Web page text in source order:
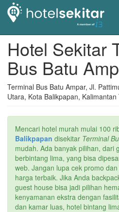
Hotel Sekitar
Bus Batu
Terminal Bus Batu Ampar, Jl.
Utara, Kota Balikpapan,
Mencari hotel murah mulai 100
Balikpapan disekitar Terminal
mudah. Ada banyak pilihan, dari
berbintang lima, yang bisa
web. Jangan lupa cek promo
harga terbaik. Jika Anda
guest house bisa jadi pilihan
kenyamanan ekstra dengan
dan kamar luas, hotel bintang